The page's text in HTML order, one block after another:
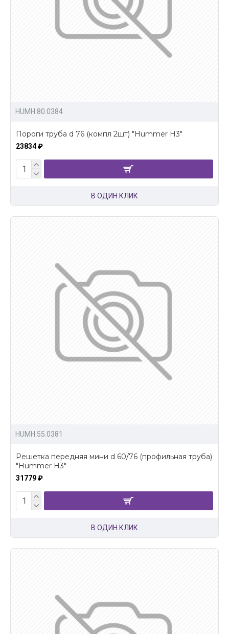
HUMH.80.0384
Пороги труба d 76 (компл 2шт) "Hummer H3"
23834 ₽
В ОДИН КЛИК
HUMH.55.0381
Решетка передняя мини d 60/76 (профильная труба)
"Hummer H3"
31779 ₽
В ОДИН КЛИК